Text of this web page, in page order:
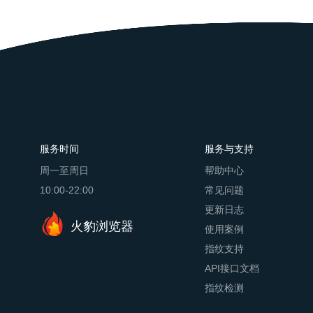
服务时间
周一至周日
10:00-22:00
火豹浏览器
服务与支持
帮助中心
常见问题
更新日志
使用案例
指纹支持
API接口文档
指纹检测